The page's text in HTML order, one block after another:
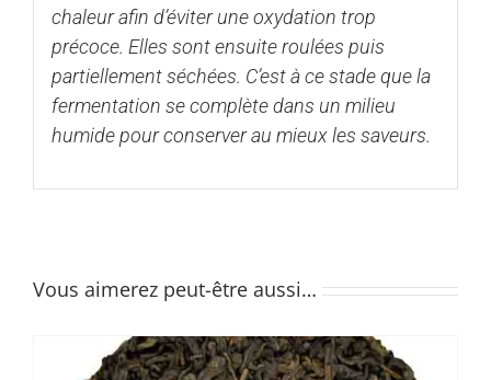
chaleur afin d’éviter une oxydation trop
précoce. Elles sont ensuite roulées puis
partiellement séchées. C’est à ce stade que la
fermentation se complète dans un milieu
humide pour conserver au mieux les saveurs.
Vous aimerez peut-être aussi…